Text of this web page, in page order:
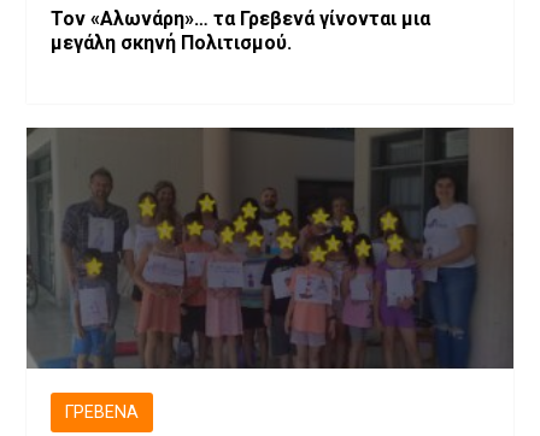
Τον «Αλωνάρη»… τα Γρεβενά γίνονται μια
μεγάλη σκηνή Πολιτισμού.
ΓΡΕΒΕΝΆ